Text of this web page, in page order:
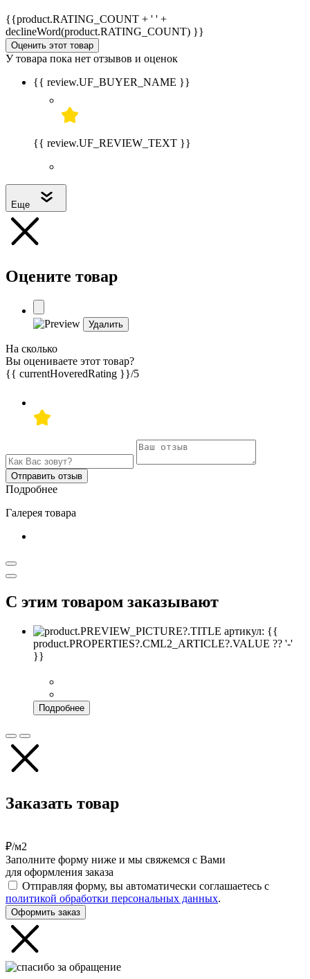
{{product.RATING_COUNT + ' ' +
declineWord(product.RATING_COUNT) }}
Оценить этот товар
У товара пока нет отзывов и оценок
{{ review.UF_BUYER_NAME }}
{{ review.UF_REVIEW_TEXT }}
Еще
Оцените товар
Удалить
На сколько
Вы оцениваете этот товар?
{{ currentHoveredRating }}/5
Отправить отзыв
Подробнее
Галерея товара
С этим товаром заказывают
артикул: {{
product.PROPERTIES?.CML2_ARTICLE?.VALUE ?? '-'
}}
Подробнее
Заказать товар
₽/м2
Заполните форму ниже и мы свяжемся с Вами
для оформления заказа
Отправляя форму, вы автоматически соглашаетесь с
политикой обработки персональных данных.
Оформить заказ